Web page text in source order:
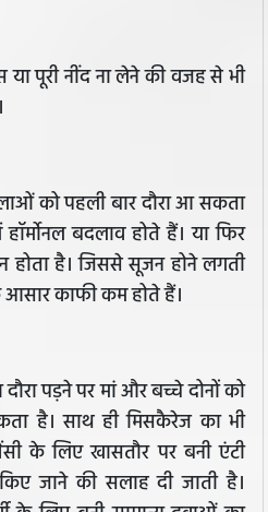
पूरी नींद ना लेने की वजह से भी
को पहली बार दौरा आ सकता
बदलाव होते हैं। या फिर
होता है। जिससे सूजन होने लगती
आसार काफी कम होते हैं।
दौरा पड़ने पर मां और बच्चे दोनों को
है। साथ ही मिसकैरेज का भी
के लिए खासतौर पर बनी एंटी
जाने की सलाह दी जाती है।